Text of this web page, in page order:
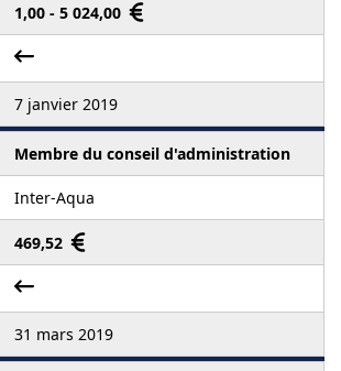
1,00 - 5 024,00
7 janvier 2019
Membre du conseil d'administration
Inter-Aqua
469,52
31 mars 2019